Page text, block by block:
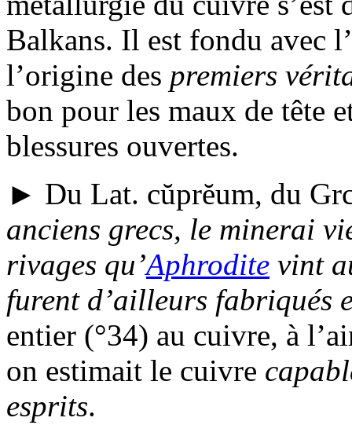
Balkans. Il est fondu avec l’
l’origine des premiers
bon pour les maux de tête
blessures ouvertes.
► Du Lat. cŭprĕum, du
anciens grecs, le minerai
rivages qu’Aphrodite vint
furent d’ailleurs fabriqués
entier (°34) au cuivre, à l’
on estimait le cuivre
esprits.